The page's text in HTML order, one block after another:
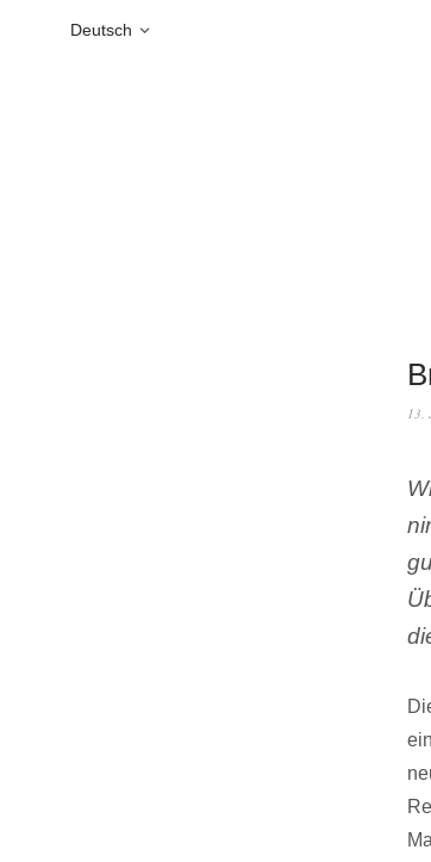
Deutsch
13.